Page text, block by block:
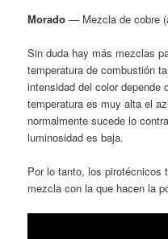
Morado — Mezcla de cobre
Sin duda hay más mezclas
temperatura de combustión
intensidad del color depende
temperatura es muy alta el
normalmente sucede lo
luminosidad es baja.
Por lo tanto, los pirotécnicos
mezcla con la que hacen la